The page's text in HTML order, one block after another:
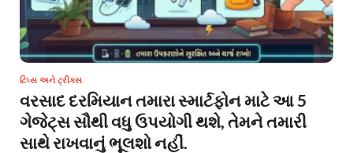
ટિપ્સ અને ટ્રીક્સ
વરસાદ દરમિયાન તમારા સ્માર્ટફોન માટે આ 5
ગેજેટ્સ સૌથી વધુ ઉપયોગી થશે, તેમને તમારી
સાથે રાખવાનું ભૂલશો નહીં.